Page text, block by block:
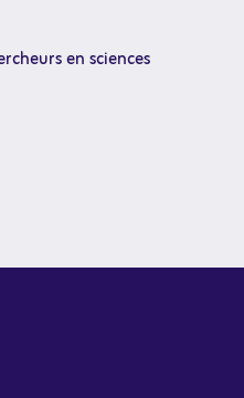
en sciences